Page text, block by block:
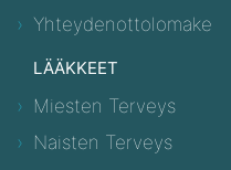
Yhteydenottolomake
LÄÄKKEET
Miesten Terveys
Naisten Terveys